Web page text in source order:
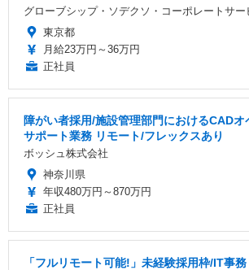
グローブシップ・ソデクソ・コーポレートサー
東京都
月給23万円～36万円
正社員
障がい者採用/施設管理部門におけるCAD
サポート業務 リモート/フレックスあり
ボッシュ株式会社
神奈川県
年収480万円～870万円
正社員
「フルリモート可能!」未経験採用枠/IT事